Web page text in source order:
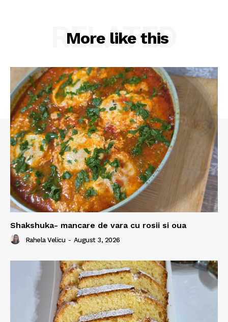
More like this
RELATED
Shakshuka- mancare de vara cu rosii si oua
Rahela Velicu - August 3, 2026